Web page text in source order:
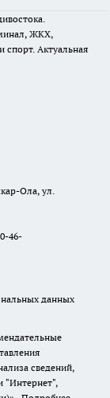
ЖКХ,
спорт. Актуальная
Ола, ул.
46-
данных
сведений,
"Интернет",